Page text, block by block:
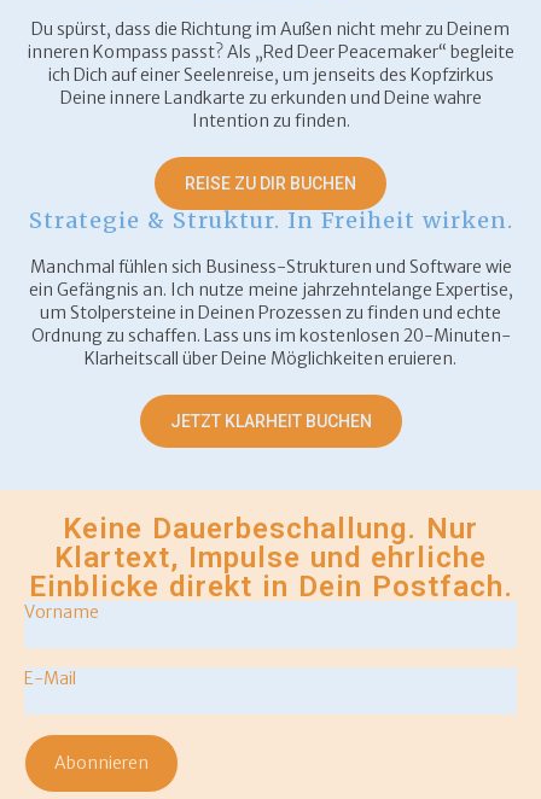
Du spürst, dass die Richtung im Außen nicht mehr zu Deinem
inneren Kompass passt? Als „Red Deer Peacemaker“ begleite
ich Dich auf einer Seelenreise, um jenseits des Kopfzirkus
Deine innere Landkarte zu erkunden und Deine wahre
Intention zu finden.
REISE ZU DIR BUCHEN
Strategie & Struktur. In Freiheit wirken.
Manchmal fühlen sich Business-Strukturen und Software wie
ein Gefängnis an. Ich nutze meine jahrzehntelange Expertise,
um Stolpersteine in Deinen Prozessen zu finden und echte
Ordnung zu schaffen. Lass uns im kostenlosen 20-Minuten-
Klarheitscall über Deine Möglichkeiten eruieren.
JETZT KLARHEIT BUCHEN
Keine Dauerbeschallung. Nur
Klartext, Impulse und ehrliche
Einblicke direkt in Dein Postfach.
Vorname
Email
Abonnieren